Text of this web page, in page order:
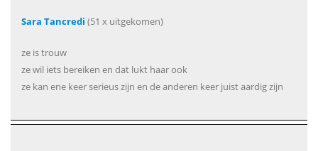
Sara Tancredi (51 x uitgekomen)
ze is trouw
ze wil iets bereiken en dat lukt haar ook
ze kan ene keer serieus zijn en de anderen keer juist aardig zijn